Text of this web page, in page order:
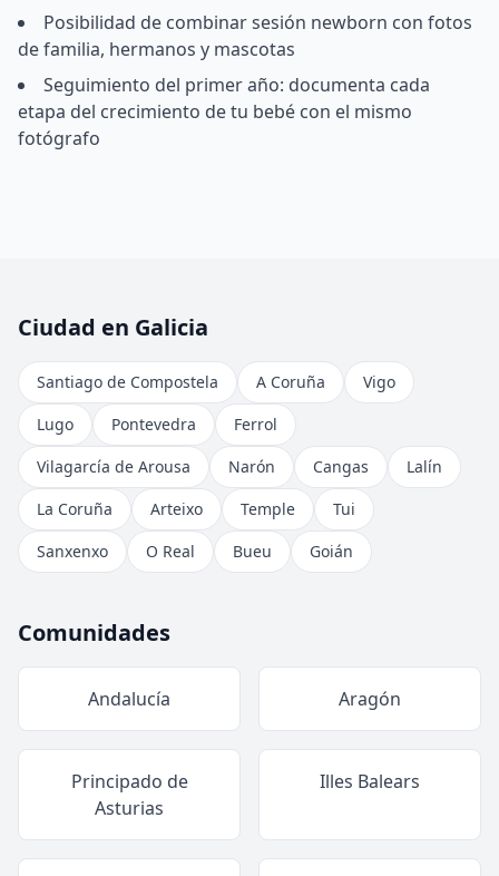
Posibilidad de combinar sesión newborn con fotos
de familia, hermanos y mascotas
Seguimiento del primer año: documenta cada
etapa del crecimiento de tu bebé con el mismo
fotógrafo
Ciudad en Galicia
Santiago de Compostela A Coruña
Vigo
Lugo
Pontevedra
Ferrol
Vilagarcía de Arousa
Narón Cangas
Lalín
La Coruña
Arteixo Temple
Tui
Sanxenxo
O Real Bueu Goián
Comunidades
Andalucía Aragón
Principado de
Asturias
Illes Balears